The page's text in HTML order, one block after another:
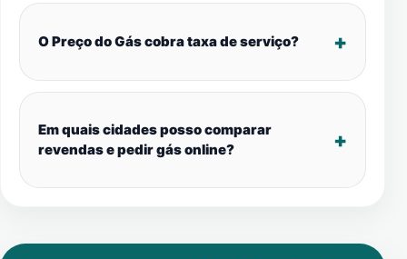
O Preço do Gás cobra taxa de serviço?
Em quais cidades posso comparar
revendas e pedir gás online?